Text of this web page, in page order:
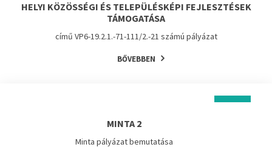
HELYI KÖZÖSSÉGI ÉS TELEPÜLÉSKÉPI FEJLESZTÉSEK
TÁMOGATÁSA
című VP6-19.2.1.-71-111/2.-21 számú pályázat
BŐVEBBEN
MINTA 2
Minta pályázat bemutatása